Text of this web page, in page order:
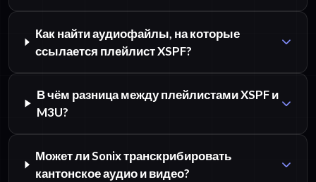
Как найти аудиофайлы, на которые
ссылается плейлист XSPF?
В чём разница между плейлистами XSPF и
M3U?
Может ли Sonix транскрибировать
кантонское аудио и видео?